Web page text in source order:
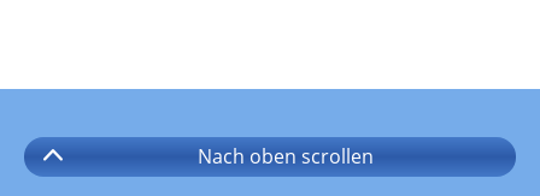
Nach oben scrollen